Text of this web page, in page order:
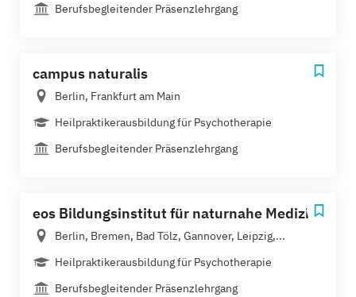
Berufsbegleitender Präsenzlehrgang
campus naturalis
Berlin, Frankfurt am Main
Heilpraktikerausbildung für Psychotherapie
Berufsbegleitender Präsenzlehrgang
eos Bildungsinstitut für naturnahe Medizin
Berlin, Bremen, Bad Tölz, Gannover, Leipzig,...
Heilpraktikerausbildung für Psychotherapie
Berufsbegleitender Präsenzlehrgang